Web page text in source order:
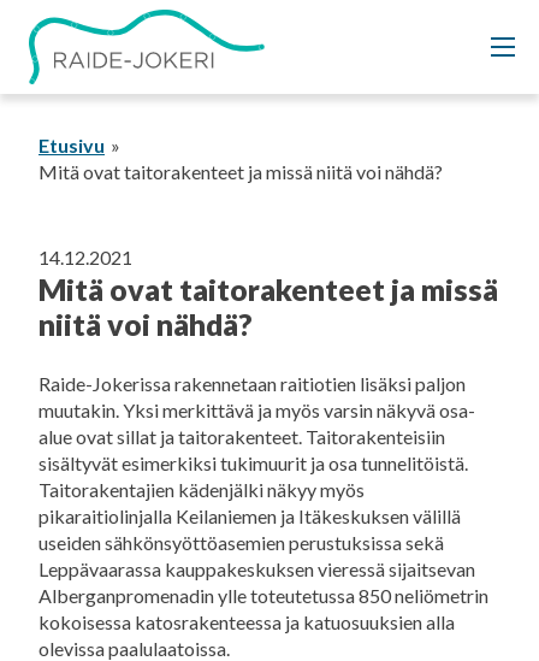
Siirry
sisältöön
Etusivu
Mitä ovat taitorakenteet ja missä niitä voi nähdä?
14.12.2021
Mitä ovat taitorakenteet ja missä
niitä voi nähdä?
Raide-Jokerissa rakennetaan raitiotien lisäksi paljon
muutakin. Yksi merkittävä ja myös varsin näkyvä osa-
alue ovat sillat ja taitorakenteet. Taitorakenteisiin
sisältyvät esimerkiksi tukimuurit ja osa tunnelitöistä.
Taitorakentajien kädenjälki näkyy myös
pikaraitiolinjalla Keilaniemen ja Itäkeskuksen välillä
useiden sähkönsyöttöasemien perustuksissa sekä
Leppävaarassa kauppakeskuksen vieressä sijaitsevan
Alberganpromenadin ylle toteutetussa 850 neliömetrin
kokoisessa katosrakenteessa ja katuosuuksien alla
olevissa paalulaatoissa.